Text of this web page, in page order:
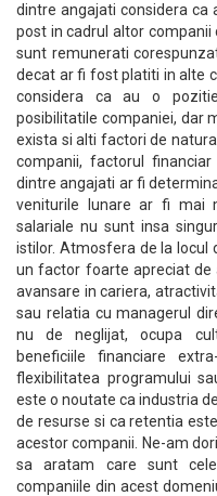
dintre angajati considera ca
post in cadrul altor companii
sunt remunerati
decat ar fi fost platiti in alte
considera ca au o
posibilitatile companiei, dar
exista si alti factori de
companii, factorul
dintre angajati ar fi
veniturile lunare ar fi mai
salariale nu sunt insa
istilor. Atmosfera de la locul
un factor foarte apreciat de
avansare in cariera,
sau relatia cu managerul
nu de neglijat, ocupa
beneficiile financiare
flexibilitatea programului
este o noutate ca industria
de resurse si ca retentia
acestor companii. Ne-am
sa aratam care sunt
companiile din acest